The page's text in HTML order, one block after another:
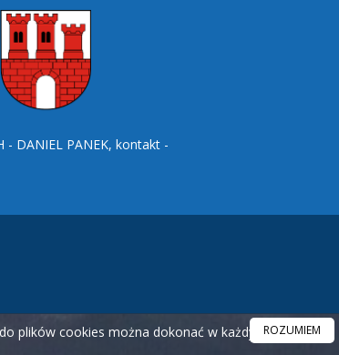
- DANIEL PANEK, kontakt -
plików cookies można dokonać w każdym czasie.
ROZUMIEM